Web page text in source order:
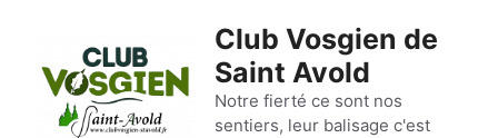
contenu
Club Vosgien de
Saint Avold
Notre fierté ce sont nos
sentiers, leur balisage c'est